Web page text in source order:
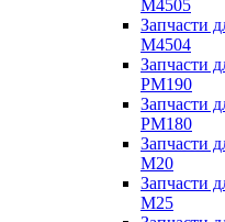
M4505
Запчасти
M4504
Запчасти
PM190
Запчасти
PM180
Запчасти
M20
Запчасти
M25